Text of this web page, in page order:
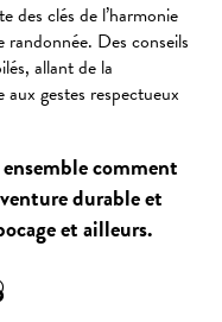
des clés de l’harmonie
Des conseils
allant de la
gestes respectueux
comment
durable et
et ailleurs.
aux